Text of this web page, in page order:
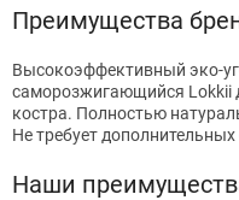
Преимущества
Высокоэффективный эко-
саморозжигающийся Lokkii
костра. Полностью
Не требует
Наши